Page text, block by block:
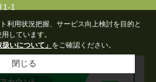
1-1
フまで)
利用状況把握、サービス向上検討を目的と
しています。
扱いについて」 をご確認ください。
閉じる